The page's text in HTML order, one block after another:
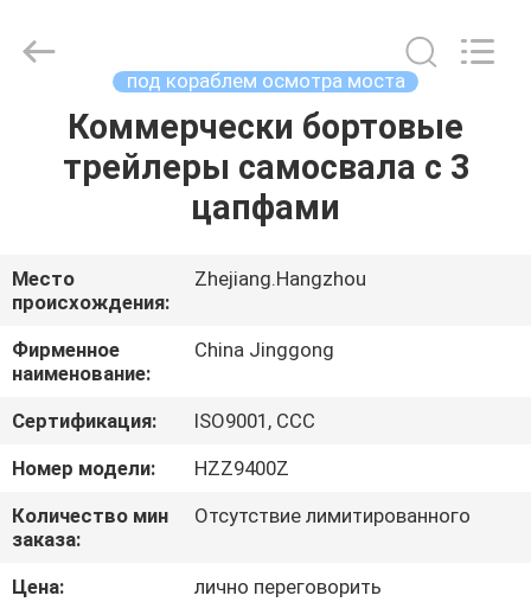
ДОМ
О
НАС
ПУТЕШЕСТВИЕ
ФАБРИКИ
ПРОВЕРКА
КАЧЕСТВА
PURPOSE
VEHICLE
под кораблем осмотра моста
Коммерчески бортовые
трейлеры самосвала с 3
цапфами
Место
происхождения:
Zhejiang.Hangzhou
Фирменное
наименование:
China Jinggong
Сертификация:
ISO9001, CCC
Номер модели:
HZZ9400Z
Количество мин
заказа:
Отсутствие лимитированного
Цена:
лично переговорить